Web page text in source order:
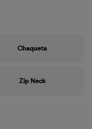
Chaqueta
Zip Neck